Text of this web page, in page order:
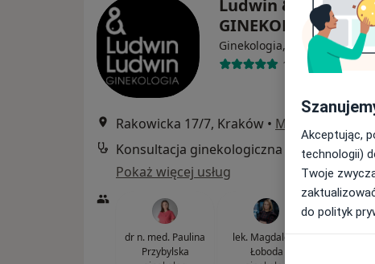
Ludwin & Ludwin
GINEKOLOGIA
Ginekologia, Położnictwo
1017 opinii
Rakowicka 17/7, Kraków • Mapa
Konsultacja ginekologiczna
Pokaż więcej usług
dr n. med. Paulina
Przybylska
lek. Magdalena
Łoboda
Akceptując,
technologii)
Twoje
do polityk